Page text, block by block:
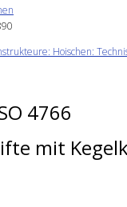
Hoischen:
4766
mit